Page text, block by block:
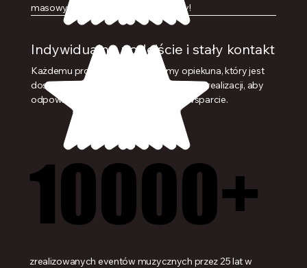
masowych, więc nic nas nie zaskoczy!
Indywidualne podejście i stały kontakt
Każdemu projektowi przypisujemy opiekuna, który jest
dostępny na każdym etapie planowania i realizacji, aby
odpowiedzieć na pytania i zapewnić wsparcie.
10000+
10000+
zrealizowanych eventów muzycznych przez 25 lat w